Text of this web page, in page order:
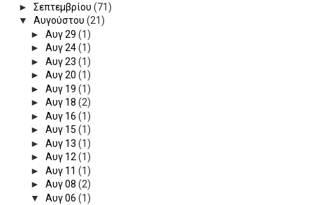
► Σεπτεμβρίου (71)
▼ Αυγούστου (21)
► Αυγ 29 (1)
► Αυγ 24(1)
► Αυγ 23 (1)
► Αυγ 20 (1)
► Αυγ 19 (1)
► Αυγ 18 (2)
► Αυγ 16 (1)
► Αυγ 15 (1)
► Αυγ 13 (1)
► Αυγ 12(1)
► Αυγ 11 (1)
► Αυγ 08 (2)
▼ Αυγ 06 (1)